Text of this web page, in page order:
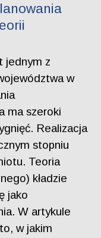
jednym z
w
ma szeroki
Realizacja
stopniu
Teoria
kładzie
jako
W artykule
w jakim